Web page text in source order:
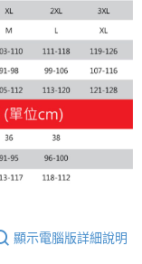
顯示電腦版詳細說明